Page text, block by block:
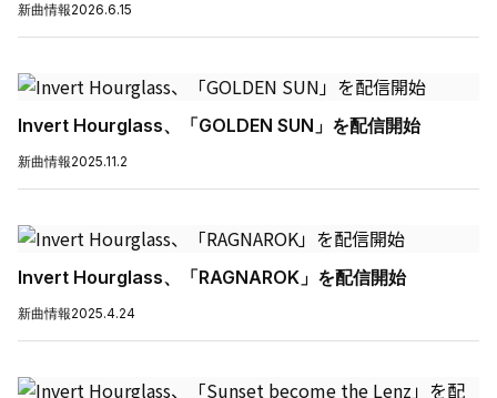
新曲情報2026.6.15
Invert Hourglass、「GOLDEN SUN」を配信開始
新曲情報2025.11.2
Invert Hourglass、「RAGNAROK」を配信開始
新曲情報2025.4.24